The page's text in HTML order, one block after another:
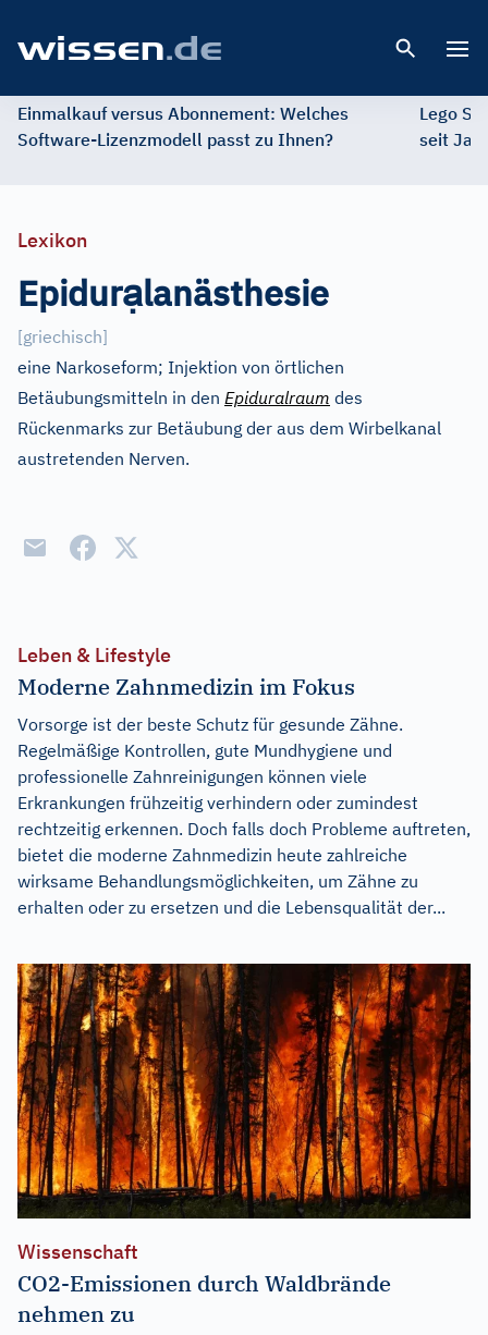
Einmalkauf versus Abonnement: Welches
Software-Lizenzmodell passt zu Ihnen?
Lego
seit
Lexikon
Epidurạlanästhesie
[griechisch]
eine Narkoseform; Injektion von örtlichen
Betäubungsmitteln in den Epiduralraum des
Rückenmarks zur Betäubung der aus dem Wirbelkanal
austretenden Nerven.
Leben & Lifestyle
Moderne Zahnmedizin im Fokus
Vorsorge ist der beste Schutz für gesunde Zähne.
Regelmäßige Kontrollen, gute Mundhygiene und
professionelle Zahnreinigungen können viele
Erkrankungen frühzeitig verhindern oder zumindest
rechtzeitig erkennen. Doch falls doch Probleme auftreten,
bietet die moderne Zahnmedizin heute zahlreiche
wirksame Behandlungsmöglichkeiten, um Zähne zu
erhalten oder zu ersetzen und die Lebensqualität der...
Wissenschaft
CO2-Emissionen durch Waldbrände
nehmen zu